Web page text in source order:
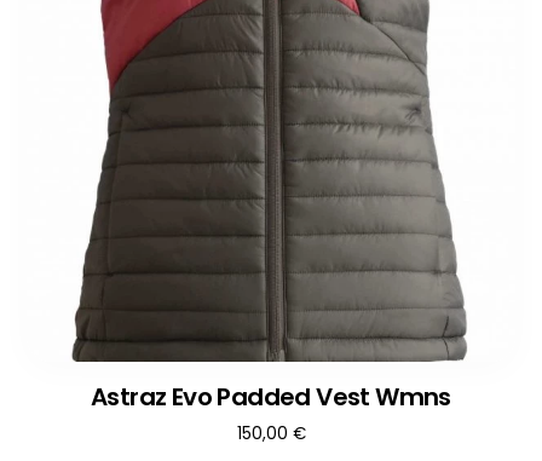
Astraz Evo Padded Vest Wmns
150,00 €